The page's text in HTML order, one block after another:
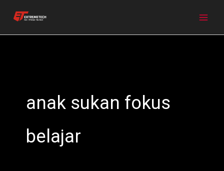
content
anak sukan fokus
belajar